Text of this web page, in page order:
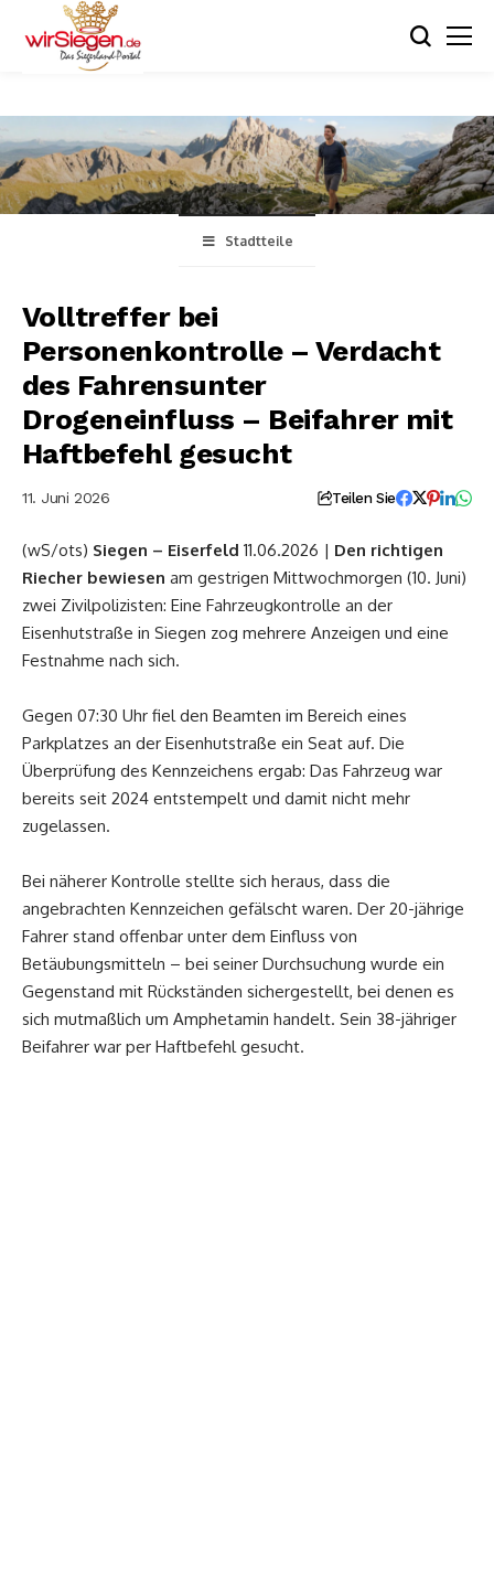
Stadtteile
Volltreffer bei
Personenkontrolle – Verdacht
des Fahrensunter
Drogeneinfluss – Beifahrer mit
Haftbefehl gesucht
11. Juni 2026 Teilen Sie
(wS/ots) Siegen – Eiserfeld 11.06.2026 | Den richtigen
Riecher bewiesen am gestrigen Mittwochmorgen (10. Juni)
zwei Zivilpolizisten: Eine Fahrzeugkontrolle an der
Eisenhutstraße in Siegen zog mehrere Anzeigen und eine
Festnahme nach sich.
Gegen 07:30 Uhr fiel den Beamten im Bereich eines
Parkplatzes an der Eisenhutstraße ein Seat auf. Die
Überprüfung des Kennzeichens ergab: Das Fahrzeug war
bereits seit 2024 entstempelt und damit nicht mehr
zugelassen.
Bei näherer Kontrolle stellte sich heraus, dass die
angebrachten Kennzeichen gefälscht waren. Der 20-jährige
Fahrer stand offenbar unter dem Einfluss von
Betäubungsmitteln – bei seiner Durchsuchung wurde ein
Gegenstand mit Rückständen sichergestellt, bei denen es
sich mutmaßlich um Amphetamin handelt. Sein 38-jähriger
Beifahrer war per Haftbefehl gesucht.